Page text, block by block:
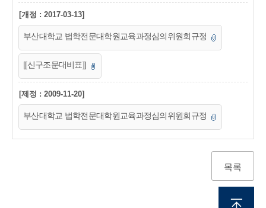
[개정 : 2017-03-13]
부산대학교 법학전문대학원교육과정심의위원회규정
[[신구조문대비표]]
[제정 : 2009-11-20]
부산대학교 법학전문대학원교육과정심의위원회규정
목록